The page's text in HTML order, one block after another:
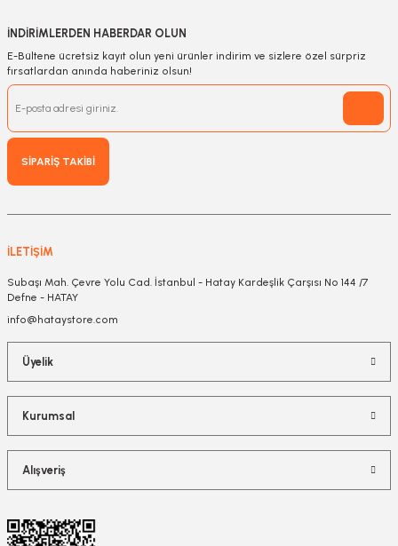
İNDİRİMLERDEN HABERDAR OLUN
E-Bültene ücretsiz kayıt olun yeni ürünler indirim ve sizlere özel sürpriz
fırsatlardan anında haberiniz olsun!
SİPARİŞ TAKİBİ
İLETİŞİM
Subaşı Mah. Çevre Yolu Cad. İstanbul - Hatay Kardeşlik Çarşısı No 144 /7
Defne - HATAY
info@hataystore.com
Üyelik
Kurumsal
Alışveriş